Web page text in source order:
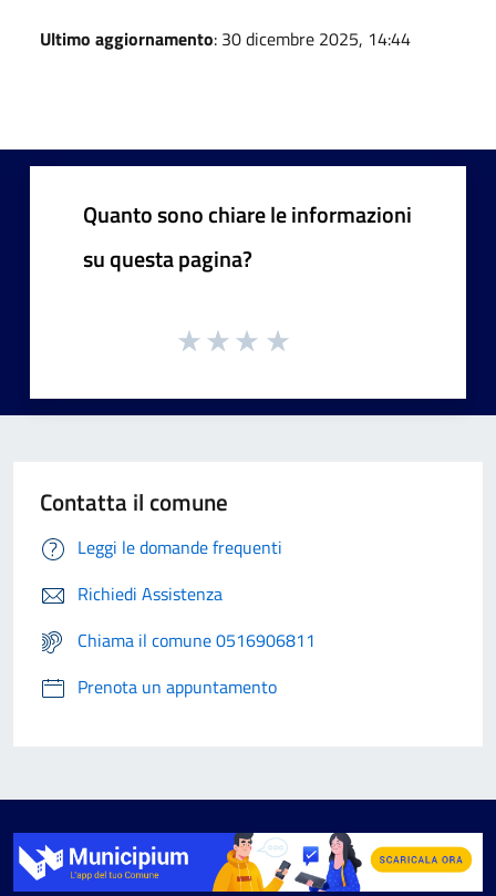
Ultimo aggiornamento: 30 dicembre 2025, 14:44
Quanto sono chiare le informazioni
su questa pagina?
Contatta il comune
Leggi le domande frequenti
Richiedi Assistenza
Chiama il comune 0516906811
Prenota un appuntamento